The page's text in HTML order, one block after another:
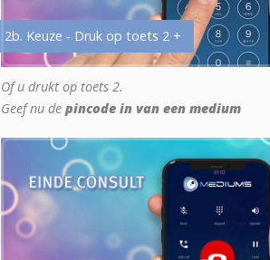
2b. Keuze - Druk op toets 2 +
Of u drukt op toets 2.
Geef nu de pincode in van een medium